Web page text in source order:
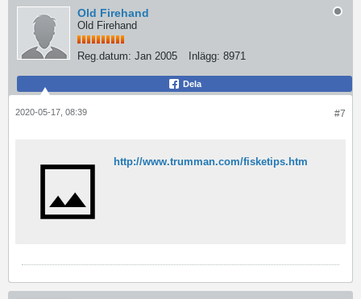
Old Firehand
Old Firehand
Reg.datum: Jan 2005 Inlägg: 8971
Dela
#7
2020-05-17, 08:39
http://www.trumman.com/fisketips.htm